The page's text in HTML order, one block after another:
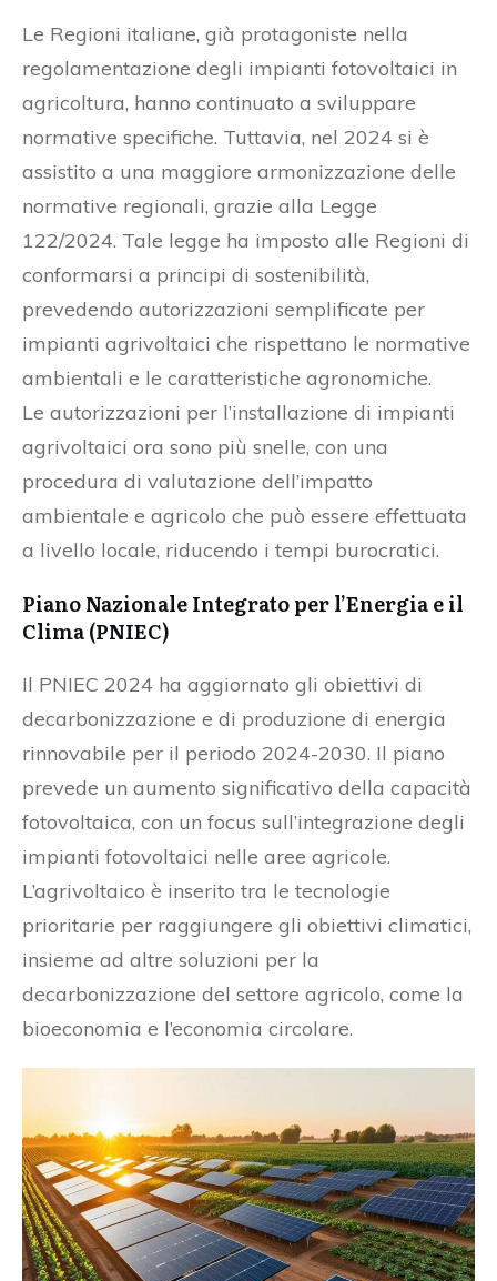
Le Regioni italiane, già protagoniste nella
regolamentazione degli impianti fotovoltaici in
agricoltura, hanno continuato a sviluppare
normative specifiche. Tuttavia, nel 2024 si è
assistito a una maggiore armonizzazione delle
normative regionali, grazie alla Legge
122/2024. Tale legge ha imposto alle Regioni di
conformarsi a principi di sostenibilità,
prevedendo autorizzazioni semplificate per
impianti agrivoltaici che rispettano le normative
ambientali e le caratteristiche agronomiche.
Le autorizzazioni per l’installazione di impianti
agrivoltaici ora sono più snelle, con una
procedura di valutazione dell’impatto
ambientale e agricolo che può essere effettuata
a livello locale, riducendo i tempi burocratici.
Piano Nazionale Integrato per l’Energia e il
Clima (PNIEC)
Il PNIEC 2024 ha aggiornato gli obiettivi di
decarbonizzazione e di produzione di energia
rinnovabile per il periodo 2024-2030. Il piano
prevede un aumento significativo della capacità
fotovoltaica, con un focus sull’integrazione degli
impianti fotovoltaici nelle aree agricole.
L’agrivoltaico è inserito tra le tecnologie
prioritarie per raggiungere gli obiettivi climatici,
insieme ad altre soluzioni per la
decarbonizzazione del settore agricolo, come la
bioeconomia e l’economia circolare.